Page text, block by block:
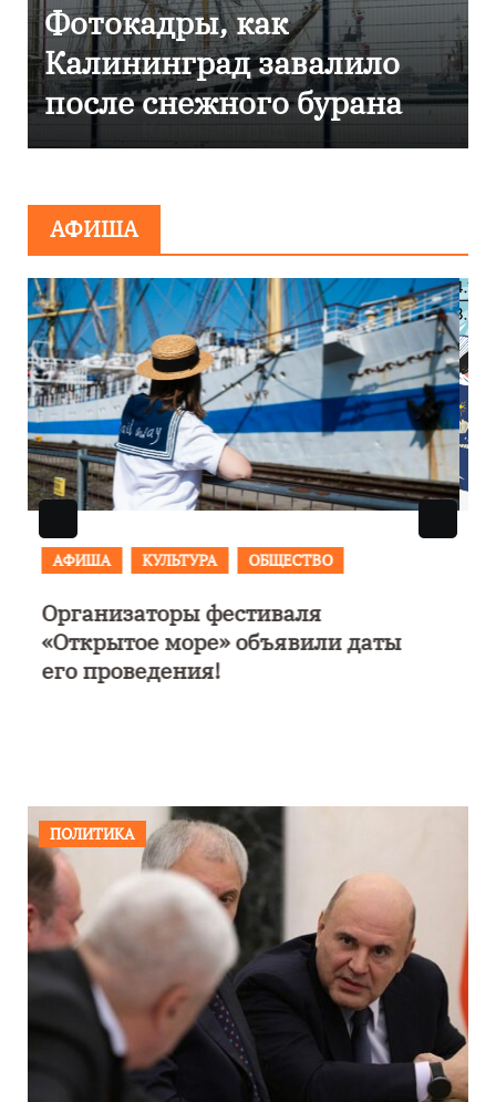
Фоторепортаж как в
Калининграде
эвакуировали ТЦ из-за
сообщения о
АФИША
АФИША
В Калининграде пройдет
фестиваль искусств «Зимние
каникулы на Балтике»
ПОЛИТИКА